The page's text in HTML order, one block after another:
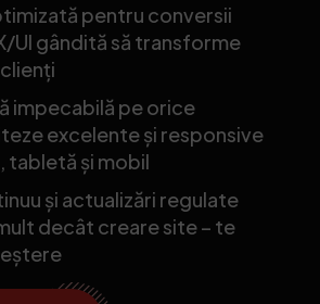
pentru conversii
UI gândită să transforme
impecabilă pe orice
excelente și responsive
tabletă și mobil
și actualizări regulate
decât creare site – te